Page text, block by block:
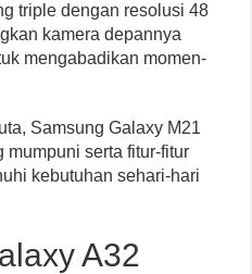
triple dengan resolusi 48
kamera depannya
mengabadikan momen-
Samsung Galaxy M21
mumpuni serta fitur-fitur
kebutuhan sehari-hari
A32